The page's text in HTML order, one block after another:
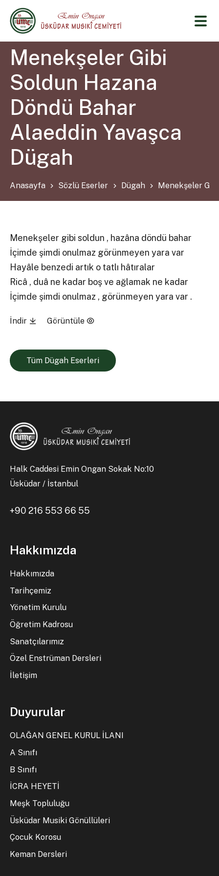
Menekşeler Gibi
Soldun Hazana
Döndü Bahar
Alaeddin Yavaşca
Dügah
Anasayfa Sözlü Eserler Dügah Menekşeler
Menekşeler gibi soldun , hazâna döndü bahar
İçimde şimdi onulmaz görünmeyen yara var
Hayâle benzedi artık o tatlı hâtıralar
Ricâ , duâ ne kadar boş ve ağlamak ne kadar
İçimde şimdi onulmaz , görünmeyen yara var .
İndir Görüntüle
Tüm Dügah Eserleri
Halk Caddesi Emin Ongan Sokak No:10
Üsküdar / İstanbul
+90 216 553 66 55
Hakkımızda
Hakkımızda
Tarihçemiz
Yönetim Kurulu
Öğretim Kadrosu
Sanatçılarımız
Özel Enstrüman Dersleri
İletişim
Duyurular
OLAĞAN GENEL KURUL İLANI
A Sınıfı
B Sınıfı
İCRA HEYETİ
Meşk Topluluğu
Üsküdar Musiki Gönüllüleri
Çocuk Korosu
Keman Dersleri